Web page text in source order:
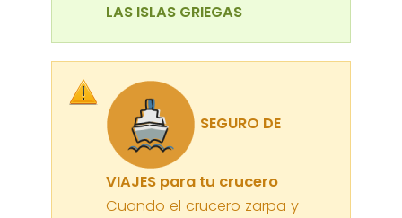
LAS ISLAS GRIEGAS
SEGURO DE
VIAJES para tu crucero
Cuando el crucero zarpa y